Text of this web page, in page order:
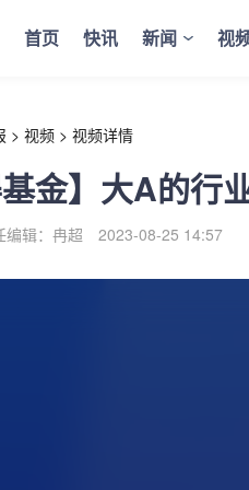
首页
快讯 新闻 视
> 视频 > 视频详情
基金】大A的
编辑：冉超 2023-08-25 14:57